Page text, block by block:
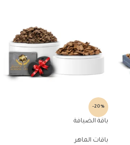
-20%
باقة الضيافة
باقات الماهر